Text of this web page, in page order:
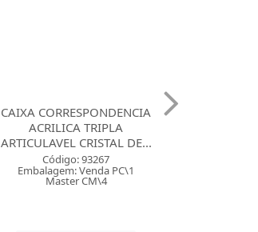
CAIXA CORRESPONDENCIA
ACRILICA TRIPLA
ARTICULAVEL CRISTAL DE...
Código: 93267
Embalagem: Venda PC\1
Master CM\4